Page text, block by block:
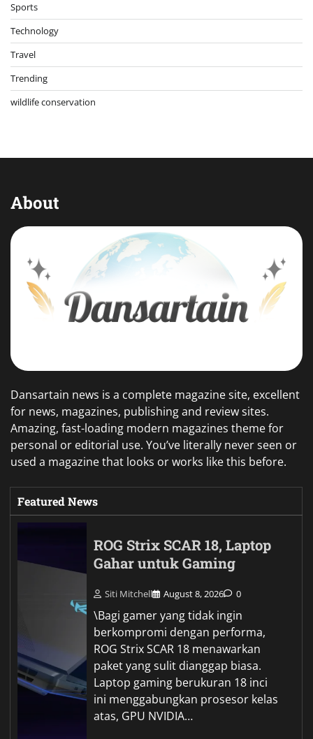
Sports
Technology
Travel
Trending
wildlife conservation
About
Dansartain news is a complete magazine site, excellent
for news, magazines, publishing and review sites.
Amazing, fast-loading modern magazines theme for
personal or editorial use. You’ve literally never seen or
used a magazine that looks or works like this before.
Featured News
ROG Strix SCAR 18, Laptop
Gahar untuk Gaming
Siti Mitchell August 8, 2026 0
\Bagi gamer yang tidak ingin
berkompromi dengan performa,
ROG Strix SCAR 18 menawarkan
paket yang sulit dianggap biasa.
Laptop gaming berukuran 18 inci
ini menggabungkan prosesor kelas
atas, GPU NVIDIA…